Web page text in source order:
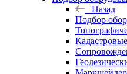
Назад
Подбор